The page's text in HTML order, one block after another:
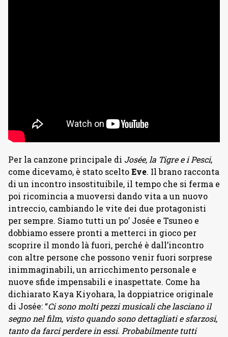
Per la canzone principale di Josée, la Tigre e i Pesci,
come dicevamo, è stato sceltoEve. Il brano racconta
di un incontro insostituibile, il tempo che si ferma e
poi ricomincia a muoversi dando vita a un nuovo
intreccio, cambiando le vite dei due protagonisti
per sempre. Siamo tutti un po’ Josée e Tsuneo e
dobbiamo essere pronti a metterci in gioco per
scoprire il mondo là fuori, perché è dall’incontro
con altre persone che possono venir fuori sorprese
inimmaginabili, un arricchimento personale e
nuove sfide impensabili e inaspettate. Come ha
dichiarato Kaya Kiyohara, la doppiatrice originale
di Josée: “Ci sono molti pezzi musicali che lasciano il
segno nel film, visto quando sono dettagliati e sfarzosi,
tanto da farci perdere in essi. Probabilmente tutti